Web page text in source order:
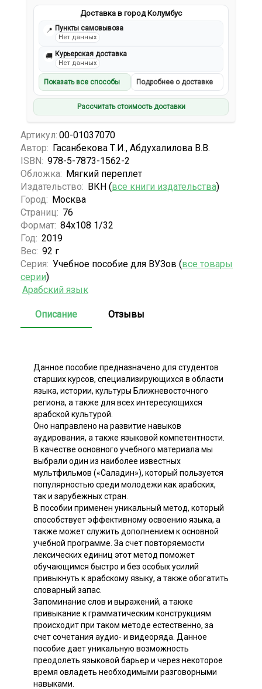
Доставка в город Колумбус
📍 Пункты самовывоза
Нет данных
🚚 Курьерская доставка
Нет данных
Показать все способы Подробнее о доставке
Рассчитать стоимость доставки
Артикул: 00-01037070
Автор: Гасанбекова Т.И., Абдухалилова В.В.
ISBN: 978-5-7873-1562-2
Обложка: Мягкий переплет
Издательство: ВКН (все книги издательства)
Город: Москва
Страниц: 76
Формат: 84х108 1/32
Год: 2019
Вес: 92 г
Серия: Учебное пособие для ВУЗов (все товары
серии)
Арабский язык
Описание Отзывы
Данное пособие предназначено для студентов
старших курсов, специализирующихся в области
языка, истории, культуры Ближневосточного
региона, а также для всех интересующихся
арабской культурой.
Оно направлено на развитие навыков
аудирования, а также языковой компетентности.
В качестве основного учебного материала мы
выбрали один из наиболее известных
мультфильмов («Саладин»), который пользуется
популярностью среди молодежи как арабских,
так и зарубежных стран.
В пособии применен уникальный метод, который
способствует эффективному освоению языка, а
также может служить дополнением к основной
учебной программе. За счет повторяемости
лексических единиц этот метод поможет
обучающимся быстро и без особых усилий
привыкнуть к арабскому языку, а также обогатить
словарный запас.
Запоминание слов и выражений, а также
привыкание к грамматическим конструкциям
происходит при таком методе естественно, за
счет сочетания аудио- и видеоряда. Данное
пособие дает уникальную возможность
преодолеть языковой барьер и через некоторое
время овладеть необходимыми разговорными
навыками.